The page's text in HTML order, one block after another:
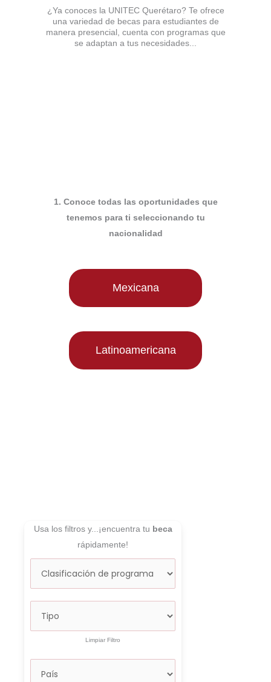
¿Ya conoces la UNITEC Querétaro? Te ofrece
una variedad de becas para estudiantes de
manera presencial, cuenta con programas que
se adaptan a tus necesidades...
1. Conoce todas las oportunidades que
tenemos para ti seleccionando tu
nacionalidad
Mexicana
Latinoamericana
Usa los filtros y...¡encuentra tu beca
rápidamente!
Limpiar Filtro